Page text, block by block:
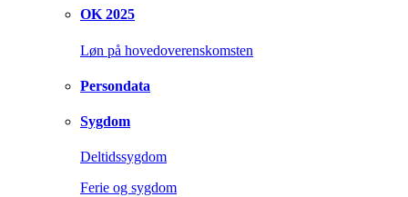
OK 2025
Løn på hovedoverenskomsten
Persondata
Sygdom
Deltidssygdom
Ferie og sygdom